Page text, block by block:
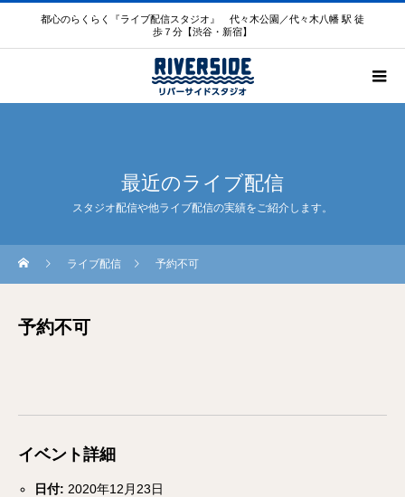
都心のらくらく『ライブ配信スタジオ』 代々木公園／代々木八幡 駅 徒
歩７分【渋谷・新宿】
最近のライブ配信
スタジオ配信や他ライブ配信の実績をご紹介します。
ライブ配信 予約不可
予約不可
イベント詳細
日付: 2020年12月23日